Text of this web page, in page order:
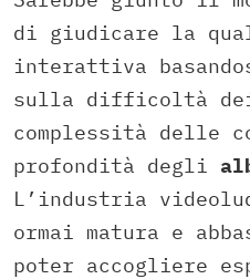
di giudicare la
interattiva
sulla difficoltà
complessità delle
profondità degli
L’industria
ormai matura e
poter accogliere